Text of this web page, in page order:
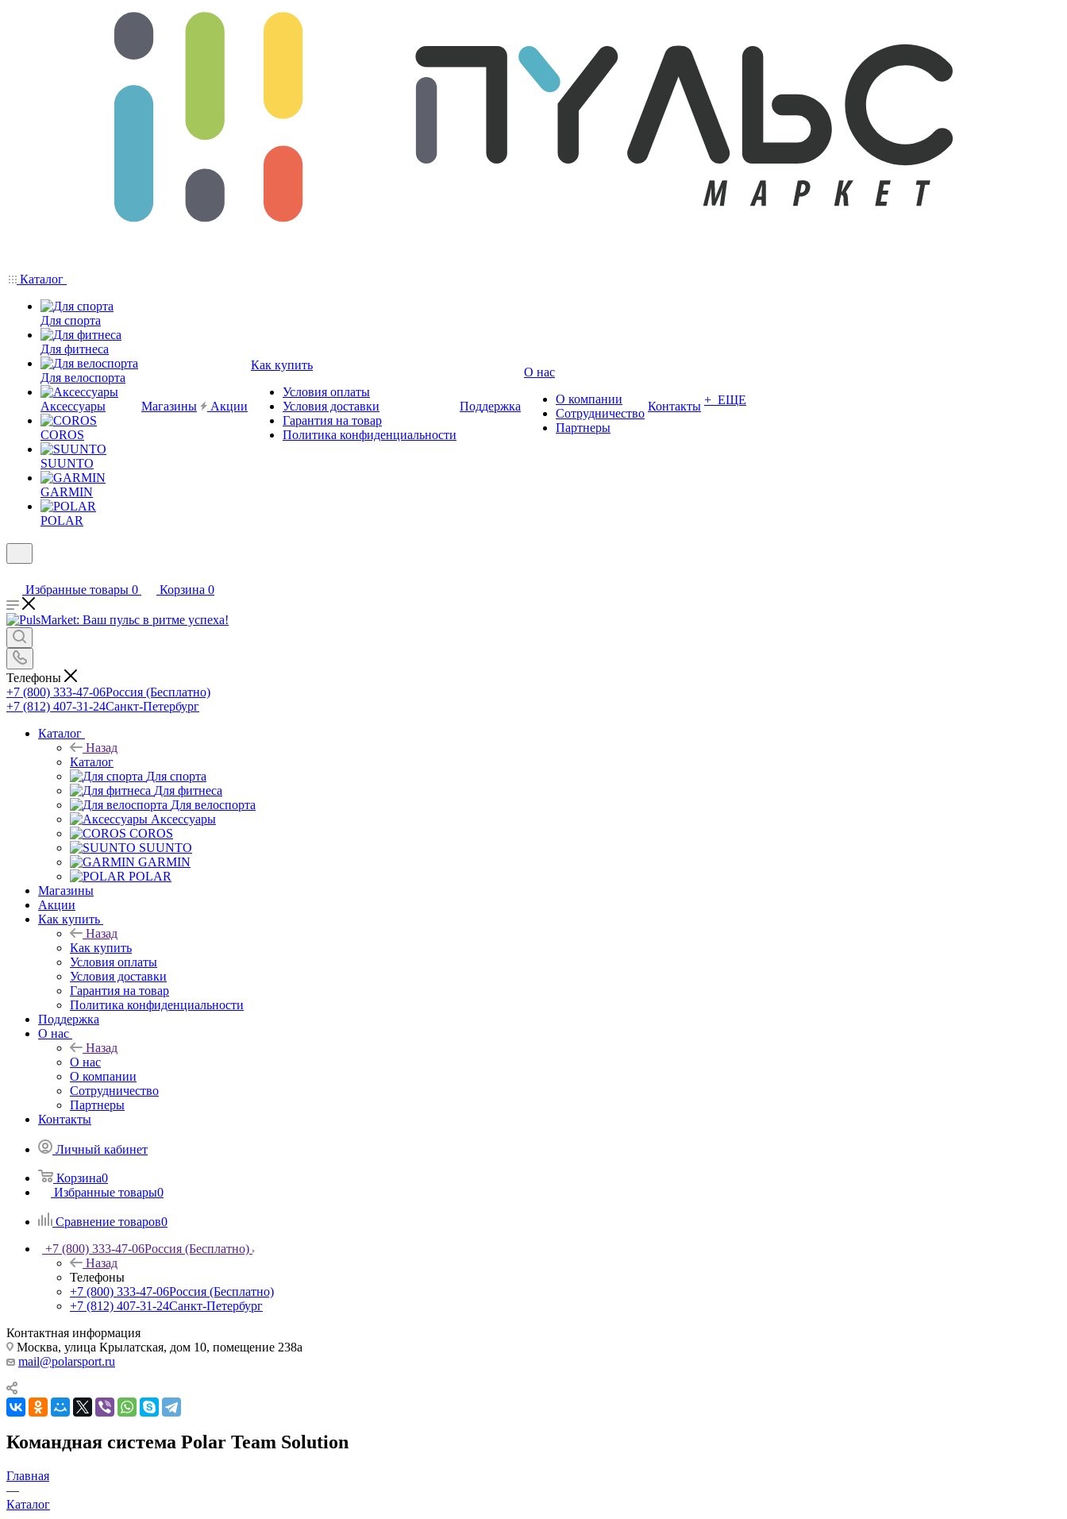
Каталог
Для спорта
Для фитнеса
Для велоспорта
Аксессуары
COROS
SUUNTO
GARMIN
POLAR
Магазины Акции
Как купить
Условия оплаты
Условия доставки
Гарантия на товар
Политика конфиденциальности
Поддержка
О нас
О компании
Сотрудничество
Партнеры
Контакты + ЕЩЕ
Избранные товары 0 Корзина 0
Телефоны
+7 (800) 333-47-06Россия (Бесплатно)
+7 (812) 407-31-24Санкт-Петербург
Каталог
Назад
Каталог
Для спорта
Для фитнеса
Для велоспорта
Аксессуары
COROS
SUUNTO
GARMIN
POLAR
Магазины
Акции
Как купить
Назад
Как купить
Условия оплаты
Условия доставки
Гарантия на товар
Политика конфиденциальности
Поддержка
О нас
Назад
О нас
О компании
Сотрудничество
Партнеры
Контакты
Личный кабинет
Корзина0
Избранные товары0
Сравнение товаров0
+7 (800) 333-47-06Россия (Бесплатно)
Назад
Телефоны
+7 (800) 333-47-06Россия (Бесплатно)
+7 (812) 407-31-24Санкт-Петербург
Контактная информация
Москва, улица Крылатская, дом 10, помещение 238а
mail@polarsport.ru
Командная система Polar Team Solution
Главная
—
Каталог